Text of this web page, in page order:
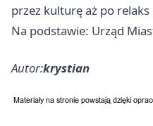
przez kulturę aż po relaks
Na podstawie: Urząd
Autor:krystian